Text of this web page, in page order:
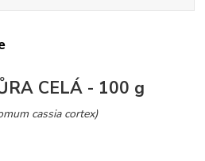
CELÁ - 100 g
cassia cortex)